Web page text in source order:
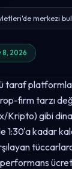
merkezi
8, 2026
taraf
firm tarzı
Kripto) gibi
1:30'a kadar
performans